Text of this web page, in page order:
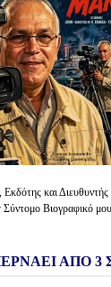
και Διευθυντής
Σύντομο Βιογραφικό
ΑΠΟ 3